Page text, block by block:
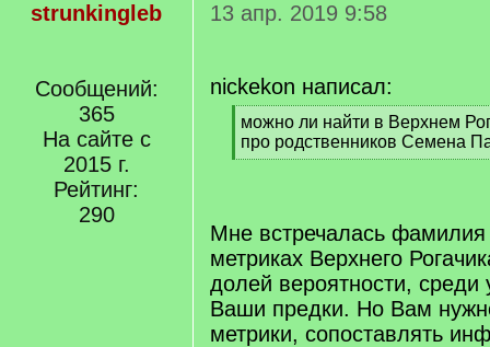
strunkingleb
Сообщений:
365
На сайте с
2015 г.
Рейтинг:
290
13 апр. 2019 9:58
nickekon написал:
[
q
]
можно ли найти в Верхнем
про родственников Семена
[
Мне встречалась
метриках Верхнего
долей вероятности, среди
Ваши предки. Но Вам
метрики, сопоставлять